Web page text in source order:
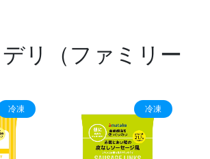
リ（ファミリー
冷凍 冷凍